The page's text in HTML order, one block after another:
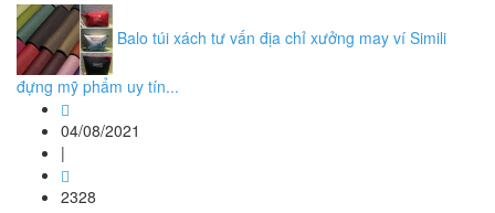
Balo túi xách tư vấn địa chỉ xưởng may ví Simili
đựng mỹ phẩm uy tín...
04/08/2021
|
2328